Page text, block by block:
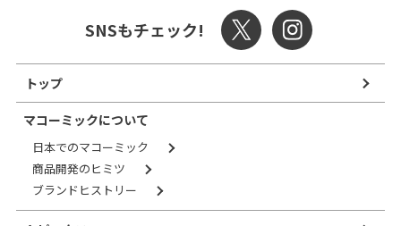
SNSもチェック!
トップ
マコーミックについて
日本でのマコーミック
商品開発のヒミツ
ブランドヒストリー